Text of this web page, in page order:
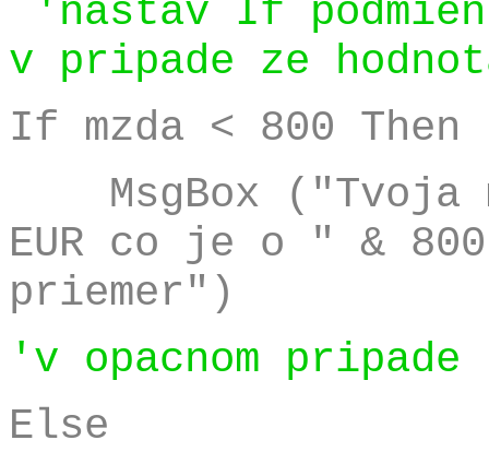
'nastav If
v pripade ze
If mzda < 800 Then
MsgBox ("Tvoja
EUR co je o " &
priemer")
'v opacnom pripade
Else